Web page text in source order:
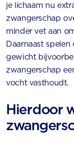
je lichaam nu
zwangerschap
minder vet aan
Daarnaast
gewicht
zwangerschap
vocht vasthoudt.
Hierdoor